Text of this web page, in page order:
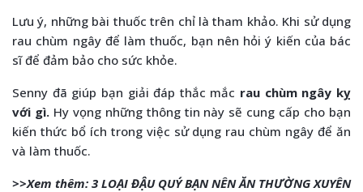
Lưu ý, những bài thuốc trên chỉ là tham khảo. Khi sử dụng
rau chùm ngây để làm thuốc, bạn nên hỏi ý kiến của bác
sĩ để đảm bảo cho sức khỏe.
Senny đã giúp bạn giải đáp thắc mắc rau chùm ngây kỵ
với gì.Hy vọng những thông tin này sẽ cung cấp cho bạn
kiến thức bổ ích trong việc sử dụng rau chùm ngây để ăn
và làm thuốc.
>>Xem thêm: 3 LOẠI ĐẬU QUÝ BẠN NÊN ĂN THƯỜNG XUYÊN